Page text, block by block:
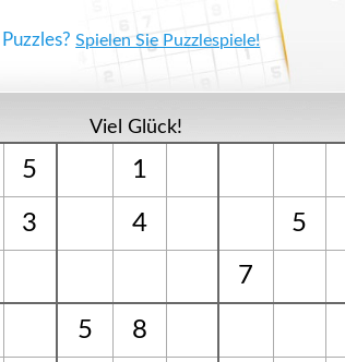
Spielen Sie Puzzlespiele!
Viel Glück!
5 1
3 4
5
7
5 8